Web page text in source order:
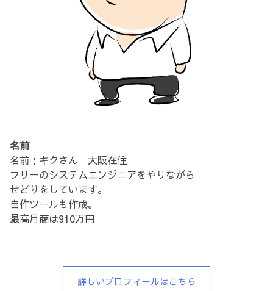
名前
名前：キクさん 大阪在住
フリーのシステムエンジニアをやりながら
せどりをしています。
自作ツールも作成。
最高月商は910万円
詳しいプロフィールはこちら